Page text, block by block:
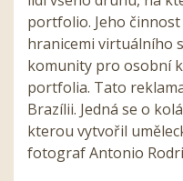
portfolio. Jeho
hranicemi virtuálního
komunity pro osobní
portfolia. Tato
Brazílii. Jedná se o
kterou vytvořil
fotograf Antonio